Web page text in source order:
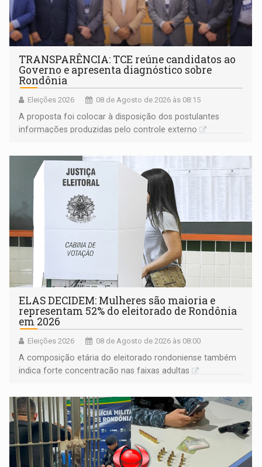
TRANSPARÊNCIA: TCE reúne candidatos ao
Governo e apresenta diagnóstico sobre
Rondônia
Eleições 2026 08 de Agosto de 2026 às 08:15
A proposta foi colocar à disposição dos postulantes
informações produzidas pelo controle externo
ELAS DECIDEM: Mulheres são maioria e
representam 52% do eleitorado de Rondônia
em 2026
Eleições 2026 08 de Agosto de 2026 às 08:00
A composição etária do eleitorado rondoniense também
indica forte concentração nas faixas adultas